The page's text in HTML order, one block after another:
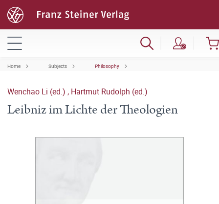
Home Subjects Philosophy
Wenchao Li (ed.) , Hartmut Rudolph (ed.)
Leibniz im Lichte der Theologien